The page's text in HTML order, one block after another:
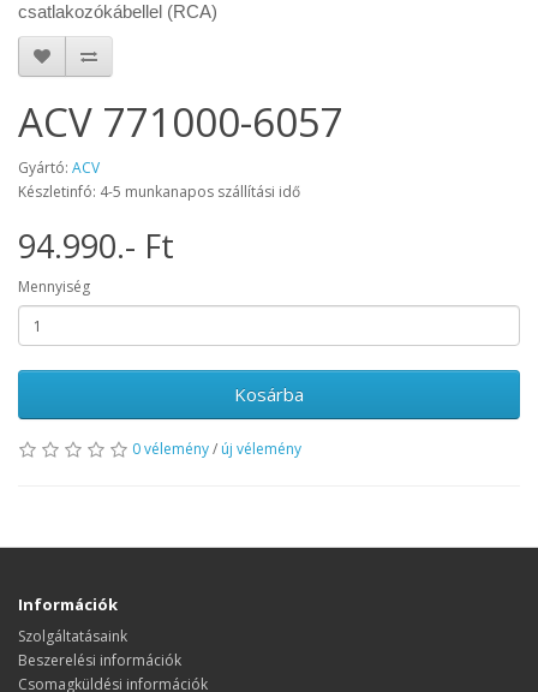
csatlakozókábellel (RCA)
ACV 771000-6057
Gyártó: ACV
Készletinfó: 4-5 munkanapos szállítási idő
94.990.- Ft
Mennyiség
Kosárba
0 vélemény/ új vélemény
Információk
Szolgáltatásaink
Beszerelési információk
Csomagküldési információk